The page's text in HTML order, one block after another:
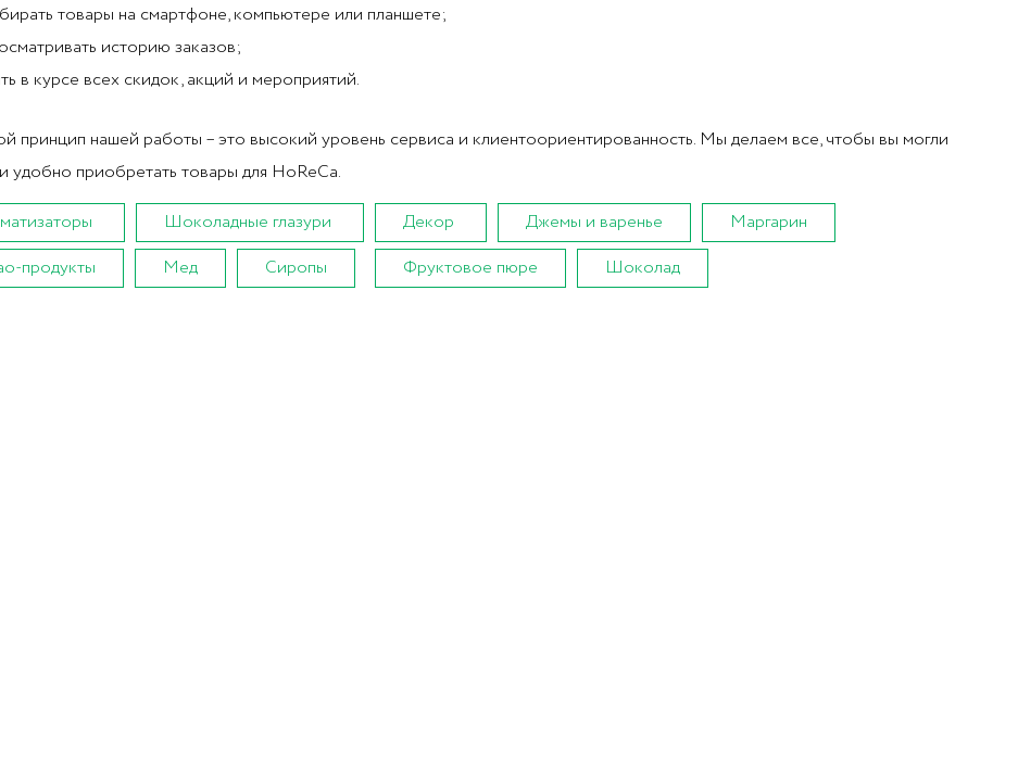
товары на смартфоне, компьютере или планшете;
историю заказов;
в курсе всех скидок, акций и мероприятий.
принцип нашей работы – это высокий уровень сервиса и клиентоориентированность. Мы делаем все, чтобы вы могли
удобно приобретать товары для HoReCa.
Шоколадные глазури Декор Джемы и варенье
Маргарин
продукты
Мед Сиропы Фруктовое пюре Шоколад